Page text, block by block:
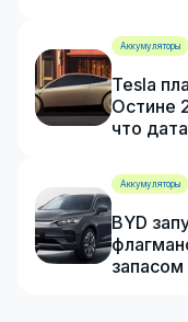
Аккумуляторы
Tesla
Остине
что
Аккумуляторы
BYD